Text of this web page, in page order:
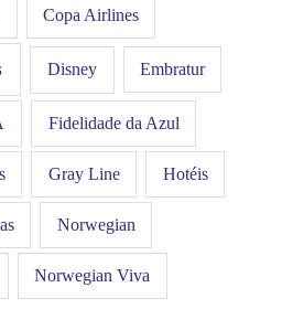
Copa Airlines
Disney Embratur
Fidelidade da Azul
Gray Line Hotéis
Norwegian
Norwegian Viva